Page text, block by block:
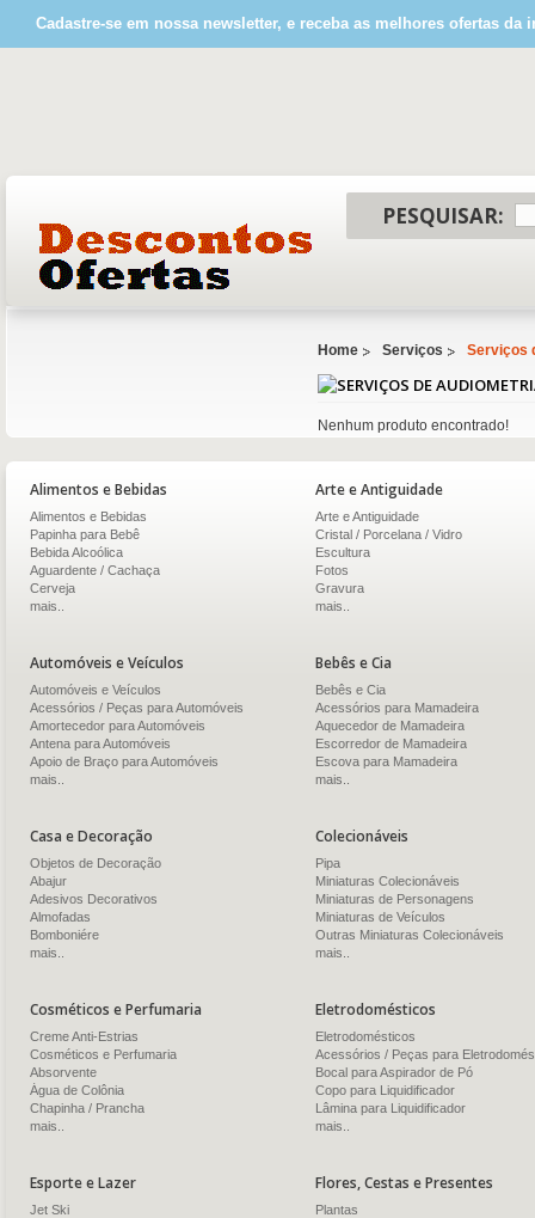
Cadastre-se em nossa newsletter, e receba as melhores ofertas da
PESQUISAR:
Home Serviços Serviços
Nenhum produto encontrado!
Alimentos e Bebidas
Alimentos e Bebidas
Papinha para Bebê
Bebida Alcoólica
Aguardente / Cachaça
Cerveja
mais..
Arte e Antiguidade
Arte e Antiguidade
Cristal / Porcelana / Vidro
Escultura
Fotos
Gravura
mais..
Automóveis e Veículos
Automóveis e Veículos
Acessórios / Peças para Automóveis
Amortecedor para Automóveis
Antena para Automóveis
Apoio de Braço para Automóveis
mais..
Bebês e Cia
Bebês e Cia
Acessórios para Mamadeira
Aquecedor de Mamadeira
Escorredor de Mamadeira
Escova para Mamadeira
mais..
Casa e Decoração
Objetos de Decoração
Abajur
Adesivos Decorativos
Almofadas
Bomboniére
mais..
Colecionáveis
Pipa
Miniaturas Colecionáveis
Miniaturas de Personagens
Miniaturas de Veículos
Outras Miniaturas Colecionáveis
mais..
Cosméticos e Perfumaria
Creme Anti-Estrias
Cosméticos e Perfumaria
Absorvente
Água de Colônia
Chapinha / Prancha
mais..
Eletrodomésticos
Eletrodomésticos
Acessórios / Peças para
Bocal para Aspirador de Pó
Copo para Liquidificador
Lâmina para Liquidificador
mais..
Esporte e Lazer
Jet Ski
Flores, Cestas e Presentes
Plantas